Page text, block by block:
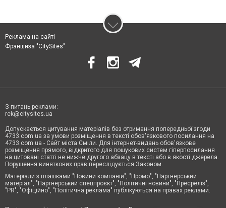
Реклама на сайті
Франшиза "CitySites"
З питань реклами:
rek@citysites.ua
Допускається цитування матеріалів без отримання попередньої згоди
4733.com.ua за умови розміщення в тексті обов'язкового посилання на
4733.com.ua - Сайт міста Сміли. Для інтернет-видань обов'язкове
розміщення прямого, відкритого для пошукових систем гіперпосилання
на цитовані статті не нижче другого абзацу в тексті або в якості джерела.
Порушення виняткових прав переслідується Законом.
Матеріали з плашками "Новини компаній", "Промо", "Партнерський
матеріал", "Партнерський спецпроєкт", "Політичні новини", "Пресреліз",
"PR", "Офіційно", "Політична реклама" публікуються на правах реклами.